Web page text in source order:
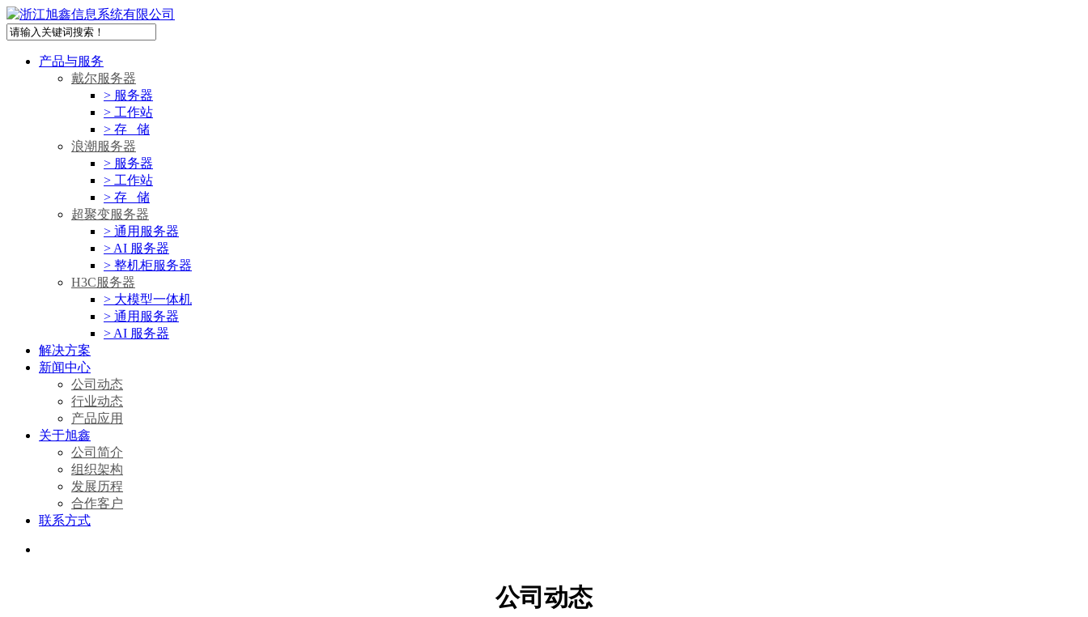
产品与服务
戴尔服务器
> 服务器
> 工作站
> 存 储
浪潮服务器
> 服务器
> 工作站
> 存 储
超聚变服务器
> 通用服务器
> AI 服务器
> 整机柜服务器
H3C服务器
> 大模型一体机
> 通用服务器
> AI 服务器
解决方案
新闻中心
公司动态
行业动态
产品应用
关于旭鑫
公司简介
组织架构
发展历程
合作客户
联系方式
公司动态